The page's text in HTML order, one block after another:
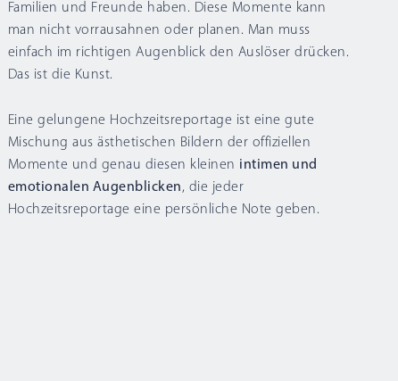
Familien und Freunde haben. Diese Momente kann
man nicht vorrausahnen oder planen. Man muss
einfach im richtigen Augenblick den Auslöser drücken.
Das ist die Kunst.
Einegelungene Hochzeitsreportage ist eine gute
Mischung ausästhetischen Bildern der offiziellen
Momente und genau diesen kleinen intimen und
emotionalen Augenblicken, die jeder
Hochzeitsreportage eine persönliche Note geben.